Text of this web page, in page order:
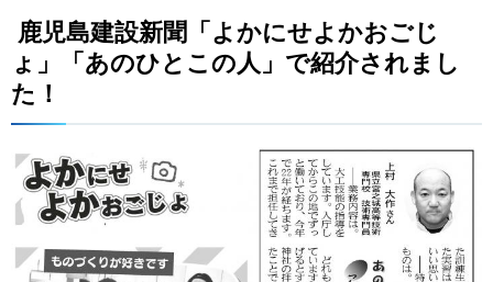
鹿児島建設新聞「よかにせよかおごじ
ょ」「あのひとこの人」で紹介されまし
た！